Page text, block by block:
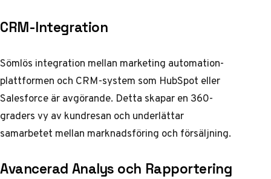
CRM-Integration
Sömlös integration mellan marketing automation-
plattformen och CRM-system som HubSpot eller
Salesforce är avgörande. Detta skapar en 360-
graders vy av kundresan och underlättar
samarbetet mellan marknadsföring och försäljning.
Avancerad Analys och Rapportering